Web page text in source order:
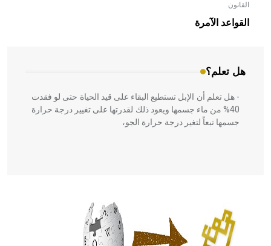
القانون
القواعد الآمرة
هل تعلم؟
- هل تعلم أن الأبلق نوع من الفنون الهندسية التي ارتبطت
بالعمارة الإسلامية في بلاد الشام ومصر خاصة، حيث يحرص
المعمار على بناء مداميكه وخاصة في الواجهات
- هل تعلم أن الإبل تستطيع البقاء على قيد الحياة حتى لو فقدت
40% من ماء جسمها ويعود ذلك لقدرتها على تغيير درجة حرارة
جسمها تبعاً لتغير درجة حرارة الجو،
الحكم، الأدلة، تنظيم التغذية، ورسالته في جروح الرأس. ويعود
له الفضل بأنه حرر الطب من الدين والفلسفة.